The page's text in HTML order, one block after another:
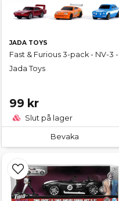
JADA TOYS
Fast & Furious 3-pack - NV-3 -
Jada Toys
99 kr
Slut på lager
Bevaka